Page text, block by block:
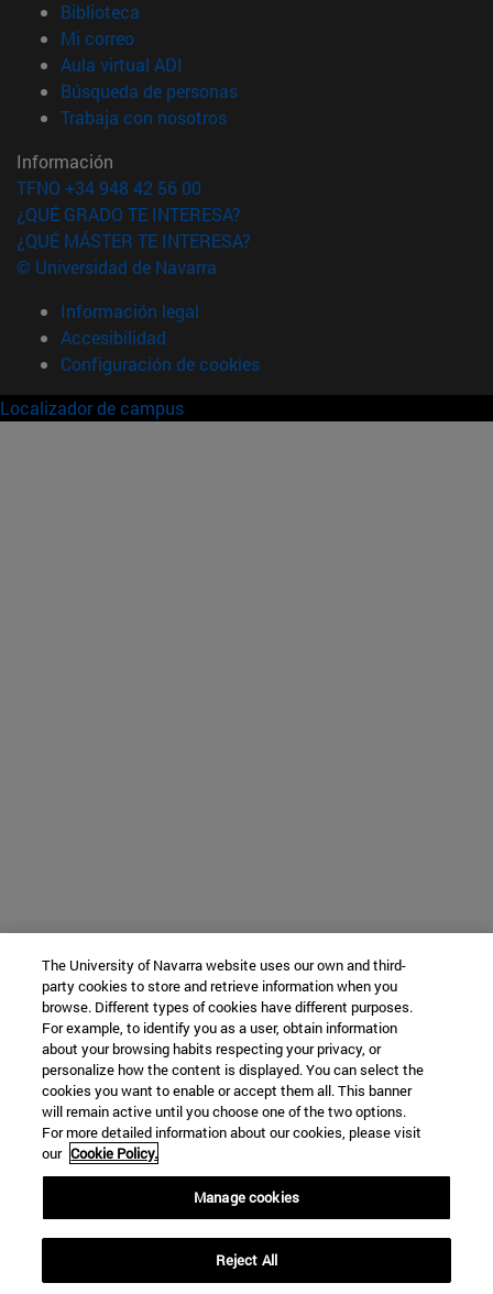
Biblioteca
Mi correo(abre en nueva ventana)
Aula virtual ADI
Búsqueda de personas(abre en nueva ventana)
Trabaja con nosotros(abre en nueva ventana)
Información
TFNO +34 948 42 56 00
¿QUÉ GRADO TE INTERESA?
¿QUÉ MÁSTER TE INTERESA?
© Universidad de Navarra
Información legal
Accesibilidad
Configuración de cookies
Localizador de campus
The University of Navarra website uses our own and third-
party cookies to store and retrieve information when you
browse. Different types of cookies have different purposes.
For example, to identify you as a user, obtain information
about your browsing habits respecting your privacy, or
personalize how the content is displayed. You can select the
cookies you want to enable or accept them all. This banner
will remain active until you choose one of the two options.
For more detailed information about our cookies, please visit
our Cookie Policy.
Manage cookies
Reject All